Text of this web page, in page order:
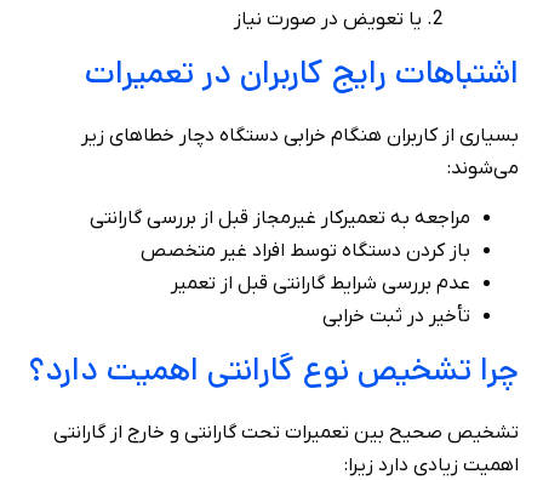
یا تعویض در صورت نیاز
اشتباهات رایج کاربران در تعمیرات
بسیاری از کاربران هنگام خرابی دستگاه دچار خطاهای زیر
می‌شوند:
مراجعه به تعمیرکار غیرمجاز قبل از بررسی گارانتی
باز کردن دستگاه توسط افراد غیر متخصص
عدم بررسی شرایط گارانتی قبل از تعمیر
تأخیر در ثبت خرابی
چرا تشخیص نوع گارانتی اهمیت دارد؟
تشخیص صحیح بین تعمیرات تحت گارانتی و خارج از گارانتی
اهمیت زیادی دارد زیرا: